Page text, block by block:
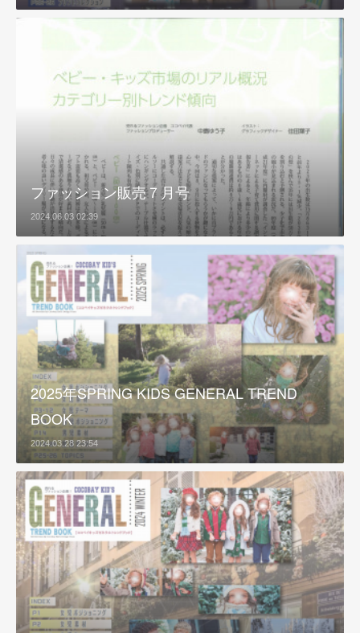
ファッション販売７月号
2024.06.03 02:39
2025年SPRING KIDS GENERAL TREND
BOOK
2024.03.28 23:54